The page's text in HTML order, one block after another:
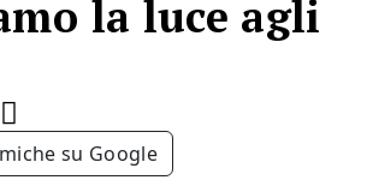
la luce agli
su Google